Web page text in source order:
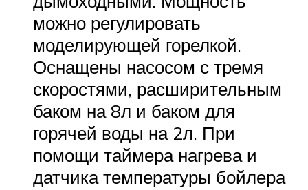
можно регулировать
моделирующей горелкой.
Оснащены насосом с тремя
скоростями, расширительным
баком на 8л и баком для
горячей воды на 2л. При
помощи таймера нагрева и
датчика температуры бойлера